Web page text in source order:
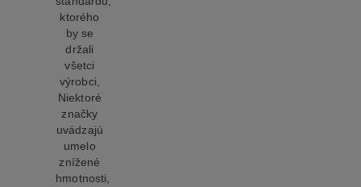
ktorého
by se
držali
všetci
výrobci,
Niektoré
značky
uvádzajú
umelo
znížené
hmotnosti,